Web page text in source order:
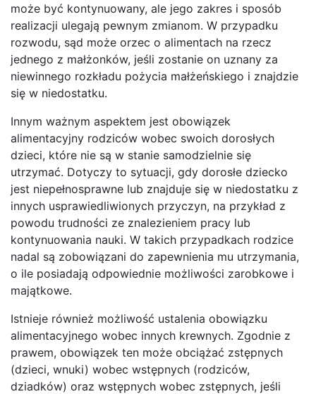
może być kontynuowany, ale jego zakres i sposób
realizacji ulegają pewnym zmianom. W przypadku
rozwodu, sąd może orzec o alimentach na rzecz
jednego z małżonków, jeśli zostanie on uznany za
niewinnego rozkładu pożycia małżeńskiego i znajdzie
się w niedostatku.
Innym ważnym aspektem jest obowiązek
alimentacyjny rodziców wobec swoich dorosłych
dzieci, które nie są w stanie samodzielnie się
utrzymać. Dotyczy to sytuacji, gdy dorosłe dziecko
jest niepełnosprawne lub znajduje się w niedostatku z
innych usprawiedliwionych przyczyn, na przykład z
powodu trudności ze znalezieniem pracy lub
kontynuowania nauki. W takich przypadkach rodzice
nadal są zobowiązani do zapewnienia mu utrzymania,
o ile posiadają odpowiednie możliwości zarobkowe i
majątkowe.
Istnieje również możliwość ustalenia obowiązku
alimentacyjnego wobec innych krewnych. Zgodnie z
prawem, obowiązek ten może obciążać zstępnych
(dzieci, wnuki) wobec wstępnych (rodziców,
dziadków) oraz wstępnych wobec zstępnych, jeśli